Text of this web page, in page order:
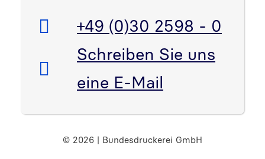
Telefon:
+49 (0)30 2598 - 0
E-Mail:
Schreiben Sie uns
eine E-Mail
© 2026 | Bundesdruckerei GmbH